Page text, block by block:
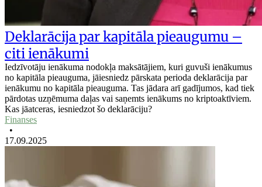
Deklarācija par kapitāla pieaugumu –
citi ienākumi
Iedzīvotāju ienākuma nodokļa maksātājiem, kuri guvuši ienākumus
no kapitāla pieauguma, jāiesniedz pārskata perioda deklarācija par
ienākumu no kapitāla pieauguma. Tas jādara arī gadījumos, kad tiek
pārdotas uzņēmuma daļas vai saņemts ienākums no kriptoaktīviem.
Kas jāatceras, iesniedzot šo deklarāciju?
Finanses
•
17.09.2025